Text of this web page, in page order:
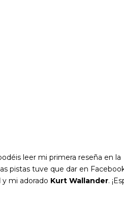
leer mi primera reseña en la
pistas tuve que dar en
y mi adorado Kurt Wallander.